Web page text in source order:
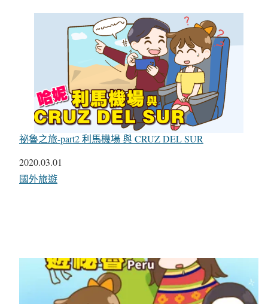
祕魯之旅-part2 利馬機場 與 CRUZ DEL SUR
日期
2020.03.01
關於
國外旅遊